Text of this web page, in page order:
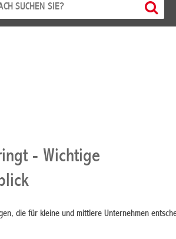
- Wichtige
die für kleine und mittlere Unternehmen